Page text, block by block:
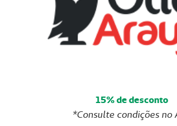
15% de desconto
*Consulte condições no